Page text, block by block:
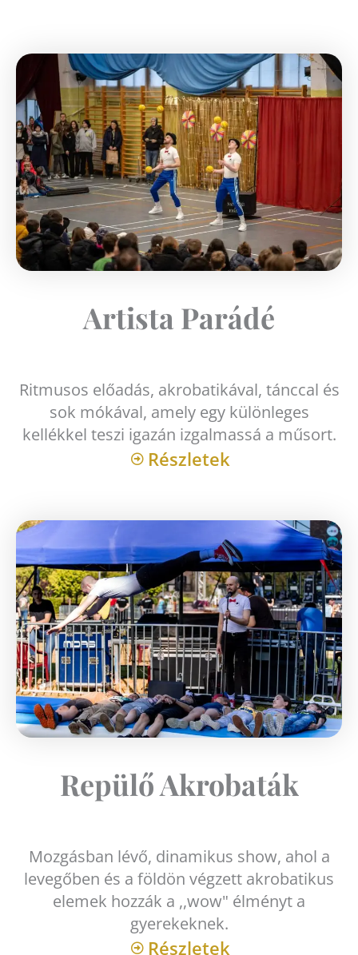
Artista Parádé
Ritmusos előadás, akrobatikával, tánccal és
sok mókával, amely egy különleges
kellékkel teszi igazán izgalmassá a műsort.
Részletek
Repülő Akrobaták
Mozgásban lévő, dinamikus show, ahol a
levegőben és a földön végzett akrobatikus
elemek hozzák a ,,wow" élményt a
gyerekeknek.
Részletek